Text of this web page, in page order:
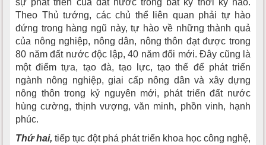
Theo Thủ tướng, các chủ thể liên quan phải tự hào
đứng trong hàng ngũ này, tự hào về những thành quả
của nông nghiệp, nông dân, nông thôn đạt được trong
80 năm đất nước độc lập, 40 năm đổi mới. Đây cũng là
một điểm tựa, tạo đà, tạo lực, tạo thế để phát triển
ngành nông nghiệp, giai cấp nông dân và xây dựng
nông thôn trong kỷ nguyên mới, phát triển đất nước
hùng cường, thịnh vượng, văn minh, phồn vinh, hạnh
phúc.
Thứ hai, tiếp tục đột phá phát triển khoa học công nghệ,